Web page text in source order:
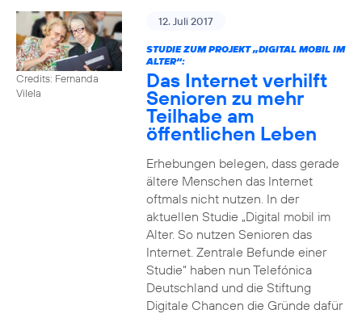
Credits: Fernanda
Vilela
12. Juli 2017
STUDIE ZUM PROJEKT „DIGITAL MOBIL IM
ALTER“:
Das Internet verhilft
Senioren zu mehr
Teilhabe am
öffentlichen Leben
Erhebungen belegen, dass gerade
ältere Menschen das Internet
oftmals nicht nutzen. In der
aktuellen Studie „Digital mobil im
Alter. So nutzen Senioren das
Internet. Zentrale Befunde einer
Studie“ haben nun Telefónica
Deutschland und die Stiftung
Digitale Chancen die Gründe dafür